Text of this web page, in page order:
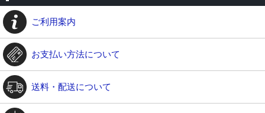
ご利用案内
お支払い方法について
送料・配送について